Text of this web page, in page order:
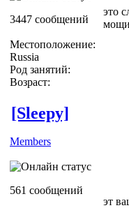
3447 сообщений
Местоположение:
Russia
Род занятий:
Возраст:
это
мощи
[Sleepy]
Members
561 сообщений
эт